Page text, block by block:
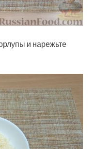
и нарежьте